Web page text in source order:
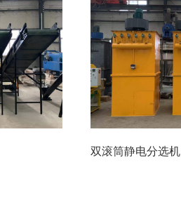
双滚筒静电分选机